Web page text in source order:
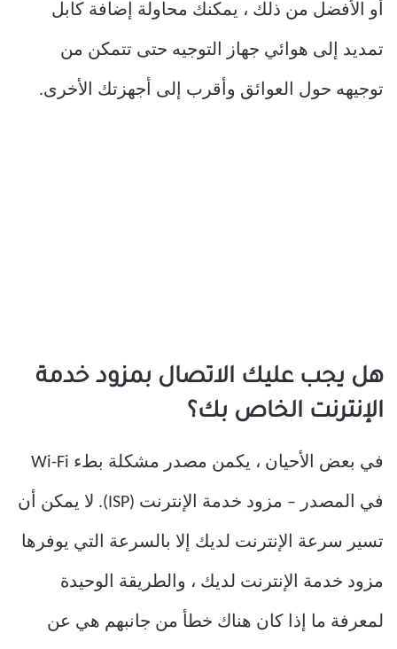
أو الأفضل من ذلك ، يمكنك محاولة إضافة كابل
تمديد إلى هوائي جهاز التوجيه حتى تتمكن من
توجيهه حول العوائق وأقرب إلى أجهزتك الأخرى.
هل يجب عليك الاتصال بمزود خدمة
الإنترنت الخاص بك؟
في بعض الأحيان ، يكمن مصدر مشكلة بطء Wi-Fi
في المصدر – مزود خدمة الإنترنت (ISP). لا يمكن أن
تسير سرعة الإنترنت لديك إلا بالسرعة التي يوفرها
مزود خدمة الإنترنت لديك ، والطريقة الوحيدة
لمعرفة ما إذا كان هناك خطأ من جانبهم هي عن